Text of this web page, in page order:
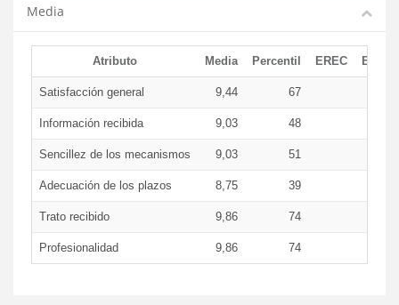
Media
Atributo Media Percentil EREC
Satisfacción general 9,44 67
Información recibida 9,03 48
Sencillez de los mecanismos 9,03 51
Adecuación de los plazos 8,75 39
Trato recibido 9,86 74
Profesionalidad 9,86 74